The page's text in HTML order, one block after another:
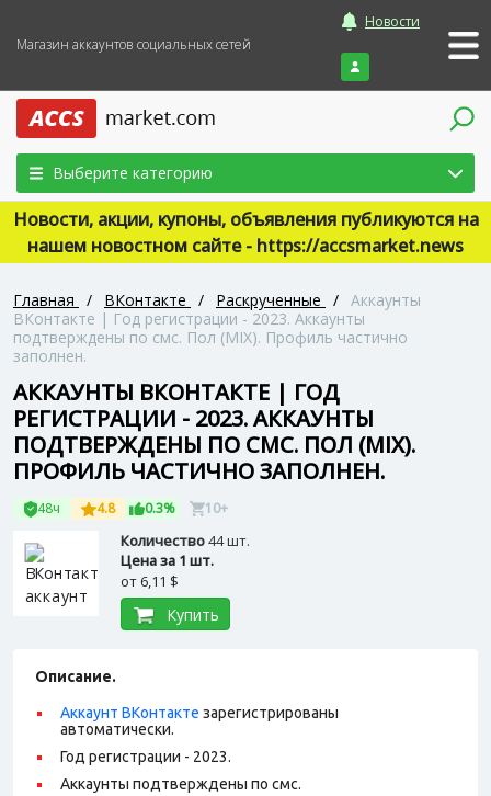
Магазин аккаунтов социальных сетей
Новости
Войти
Выберите категорию
Новости, акции, купоны, объявления публикуются на
нашем новостном сайте - https://accsmarket.news
Главная / ВКонтакте / Раскрученные / Аккаунты
ВКонтакте | Год регистрации - 2023. Аккаунты
подтверждены по смс. Пол (MIX). Профиль частично
заполнен.
АККАУНТЫ ВКОНТАКТЕ | ГОД
РЕГИСТРАЦИИ - 2023. АККАУНТЫ
ПОДТВЕРЖДЕНЫ ПО СМС. ПОЛ (MIX).
ПРОФИЛЬ ЧАСТИЧНО ЗАПОЛНЕН.
48ч 4.8 0.3% 10+
Количество44 шт.
Цена за 1 шт.
от 6,11 $
Купить
Описание.
Аккаунт ВКонтакте зарегистрированы
автоматически.
Год регистрации - 2023.
Аккаунты подтверждены по смс.